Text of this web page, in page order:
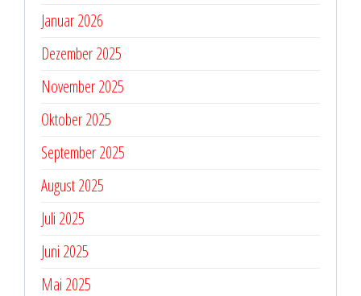
Januar 2026
Dezember 2025
November 2025
Oktober 2025
September 2025
August 2025
Juli 2025
Juni 2025
Mai 2025